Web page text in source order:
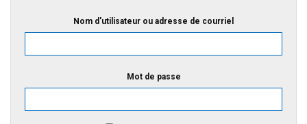
Nom d'utilisateur ou adresse de courriel
Mot de passe